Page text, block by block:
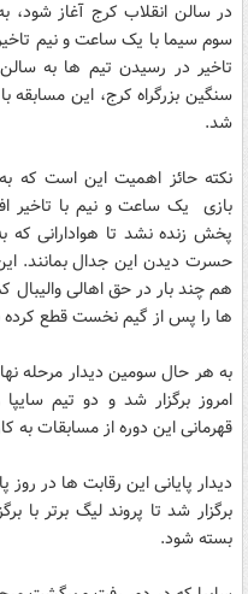
در سالن انقلاب کرج آغاز
تاخیر در رسیدن تیم ها به سالن
شد.
نکته حائز اهمیت این است که
بازی یک ساعت و نیم با تاخیر
پخش زنده نشد تا هوادارانی که
حسرت دیدن این جدال بمانند.
هم چند بار در حق اهالی
ها را پس از گیم نخست قطع کرده
به هر حال سومین دیدار مرحله
امروز برگزار شد و دو تیم
قهرمانی این دوره از مسابقات به
بسته شود.